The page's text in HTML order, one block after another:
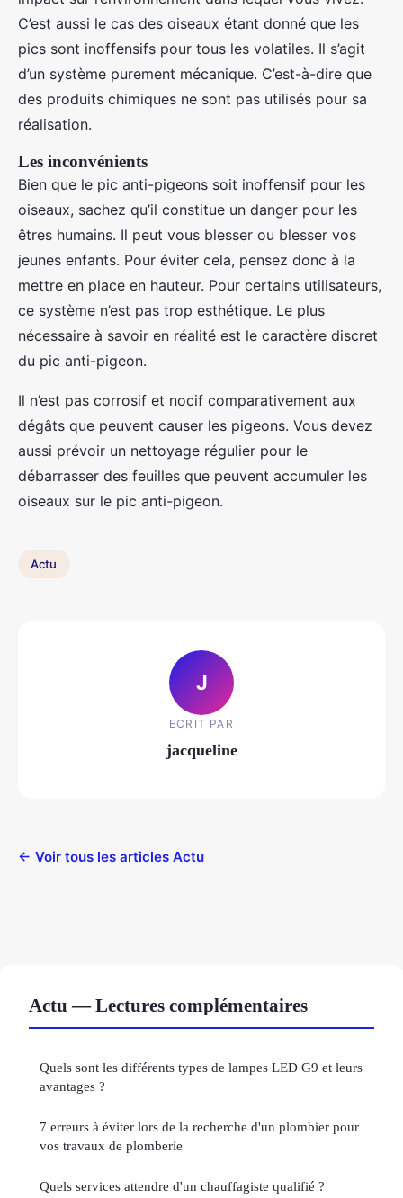
C’est aussi le cas des oiseaux étant donné que les
pics sont inoffensifs pour tous les volatiles. Il s’agit
d’un système purement mécanique. C’est-à-dire que
des produits chimiques ne sont pas utilisés pour sa
réalisation.
Les inconvénients
Bien que le pic anti-pigeons soit inoffensif pour les
oiseaux, sachez qu’il constitue un danger pour les
êtres humains. Il peut vous blesser ou blesser vos
jeunes enfants. Pour éviter cela, pensez donc à la
mettre en place en hauteur. Pour certains utilisateurs,
ce système n’est pas trop esthétique. Le plus
nécessaire à savoir en réalité est le caractère discret
du pic anti-pigeon.
Il n’est pas corrosif et nocif comparativement aux
dégâts que peuvent causer les pigeons. Vous devez
aussi prévoir un nettoyage régulier pour le
débarrasser des feuilles que peuvent accumuler les
oiseaux sur le pic anti-pigeon.
Actu
J
ECRIT PAR
jacqueline
← Voir tous les articles Actu
Actu — Lectures complémentaires
Quels sont les différents types de lampes LED G9 et leurs
avantages ?
7 erreurs à éviter lors de la recherche d'un plombier pour
vos travaux de plomberie
Quels services attendre d'un chauffagiste qualifié ?